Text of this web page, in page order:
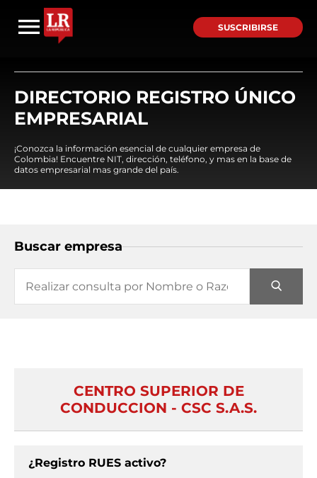
SUSCRIBIRSE
DIRECTORIO REGISTRO ÚNICO
EMPRESARIAL
¡Conozca la información esencial de cualquier empresa de
Colombia! Encuentre NIT, dirección, teléfono, y mas en la base de
datos empresarial mas grande del país.
Buscar empresa
CENTRO SUPERIOR DE
CONDUCCION - CSC S.A.S.
¿Registro RUES activo?